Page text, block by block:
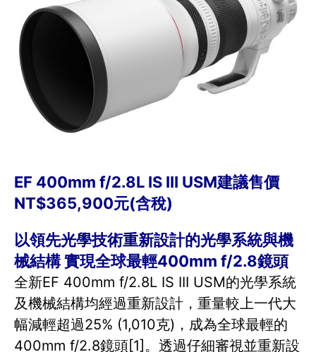
EF 400mm f/2.8L IS III USM建議售價
NT$365,900元(含稅)
以領先光學技術重新設計的光學系統與機
械結構 實現全球最輕400mm f/2.8鏡頭
全新EF 400mm f/2.8L IS III USM的光學系統
及機械結構均經過重新設計，重量較上一代大
幅減輕超過25% (1,010克)，成為全球最輕的
400mm f/2.8鏡頭[1]。透過仔細審視並重新設